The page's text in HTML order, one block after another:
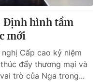
Định hình tầm
mới
Cấp cao kỷ niệm
đẩy thương mại và
trò của Nga trong...